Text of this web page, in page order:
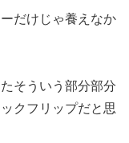
だけじゃ養えなか
そういう部分部分
クフリップだと思